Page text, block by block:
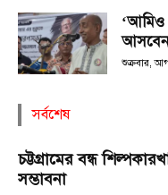
‘আমিও
শুক্রবার,
সর্বশেষ
চট্টগ্রামের বন্ধ
সম্ভাবনা